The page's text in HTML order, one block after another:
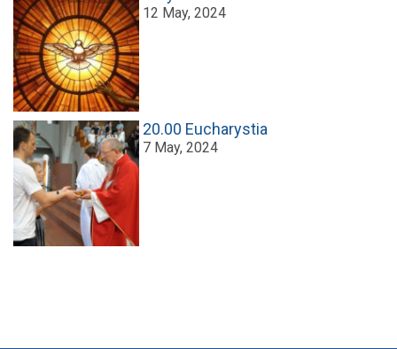
12 May, 2024
20.00 Eucharystia
7 May, 2024